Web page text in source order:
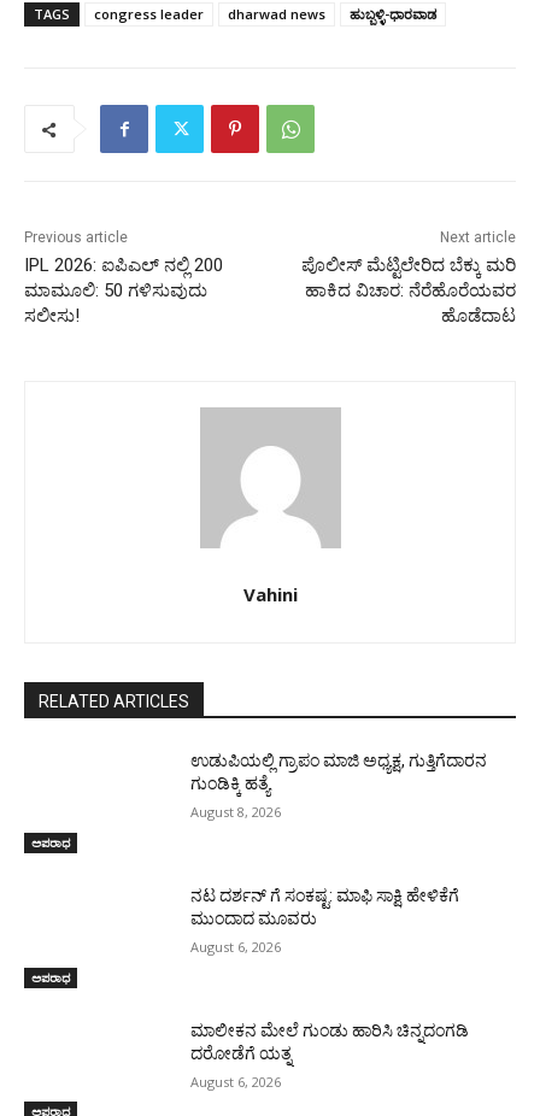
TAGS congress leader dharwad news ಹುಬ್ಬಳ್ಳಿ-ಧಾರವಾಡ
Previous article
IPL 2026: ಐಪಿಎಲ್ ನಲ್ಲಿ 200
ಮಾಮೂಲಿ: 50 ಗಳಿಸುವುದು
ಸಲೀಸು!
Next article
ಪೊಲೀಸ್ ಮೆಟ್ಟಿಲೇರಿದ ಬೆಕ್ಕು ಮರಿ
ಹಾಕಿದ ವಿಚಾರ: ನೆರೆಹೊರೆಯವರ
ಹೊಡೆದಾಟ
Vahini
RELATED ARTICLES
ಅಪರಾಧ
ಉಡುಪಿಯಲ್ಲಿ ಗ್ರಾಪಂ ಮಾಜಿ ಅಧ್ಯಕ್ಷ, ಗುತ್ತಿಗೆದಾರನ
ಗುಂಡಿಕ್ಕಿ ಹತ್ಯೆ
August 8, 2026
ಅಪರಾಧ
ನಟ ದರ್ಶನ್ ಗೆ ಸಂಕಷ್ಟ: ಮಾಫಿ ಸಾಕ್ಷಿ ಹೇಳಿಕೆಗೆ
ಮುಂದಾದ ಮೂವರು
August 6, 2026
ಅಪರಾಧ
ಮಾಲೀಕನ ಮೇಲೆ ಗುಂಡು ಹಾರಿಸಿ ಚಿನ್ನದಂಗಡಿ
ದರೋಡೆಗೆ ಯತ್ನ
August 6, 2026